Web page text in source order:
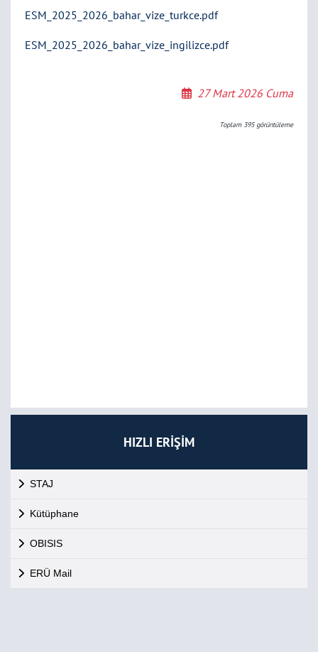
HIZLI ERİŞİM
STAJ
Kütüphane
OBISIS
ERÜ Mail
ESM_2025_2026_bahar_vize_turkce.pdf
ESM_2025_2026_bahar_vize_ingilizce.pdf
27 Mart 2026 Cuma
Toplam 395görüntüleme